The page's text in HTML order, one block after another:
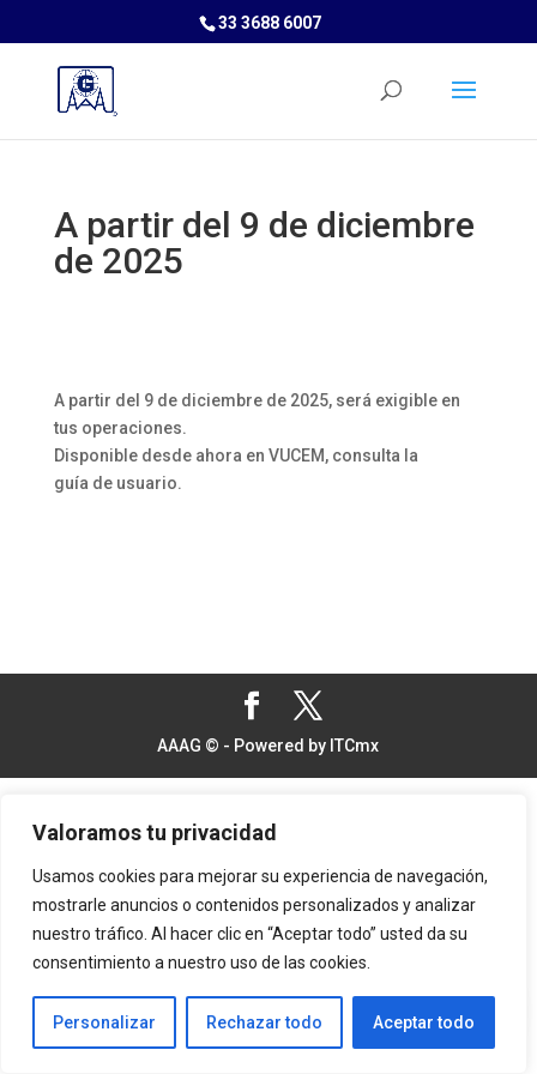
Valoramos tu privacidad
Usamos cookies para mejorar su experiencia de navegación,
mostrarle anuncios o contenidos personalizados y analizar
nuestro tráfico. Al hacer clic en “Aceptar todo” usted da su
consentimiento a nuestro uso de las cookies.
Personalizar Rechazar todo Aceptar todo
33 3688 6007
A partir del 9 de diciembre
de 2025
A partir del 9 de diciembre de 2025, será exigible en
tus operaciones.
Disponible desde ahora en VUCEM, consulta la
guía de usuario.
AAAG © - Powered by ITCmx